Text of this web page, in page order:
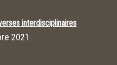
interdisciplinaires
2021